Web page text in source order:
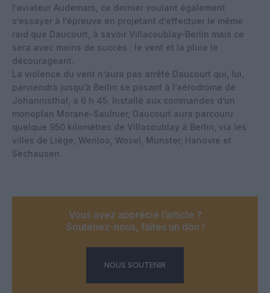
l’aviateur Audemars, ce dernier voulant également
s’essayer à l’épreuve en projetant d’effectuer le même
raid que Daucourt, à savoir Villacoublay-Berlin mais ce
sera avec moins de succès : le vent et la pluie le
décourageant.
La violence du vent n’aura pas arrêté Daucourt qui, lui,
parviendra jusqu’à Berlin se posant à l’aérodrome de
Johannisthal, à 6 h 45. Installé aux commandes d’un
monoplan Morane-Saulnier, Daucourt aura parcouru
quelque 950 kilomètres de Villacoublay à Berlin, via les
villes de Liège, Wenloo, Wosel, Munster, Hanovre et
Sechausen.
Vous avez apprécié l’article ?
Soutenez-nous, faites un don !
NOUS SOUTENIR